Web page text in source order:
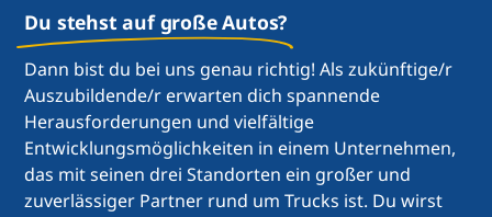
Du stehst auf große Autos?
Dann bist du bei uns genau richtig! Als zukünftige/r
Auszubildende/r erwarten dich spannende
Herausforderungen und vielfältige
Entwicklungsmöglichkeiten in einem Unternehmen,
das mit seinen drei Standorten ein großer und
zuverlässiger Partner rund um Trucks ist. Du wirst